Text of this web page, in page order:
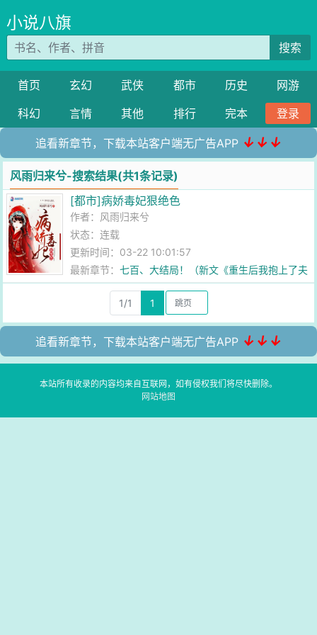
小说八旗
搜索
首页 玄幻 武侠 都市 历史
网游
科幻
言情 其他 排行 完本 登录
追看新章节，下载本站客户端无广告APP ↓↓↓
风雨归来兮-搜索结果(共1条记录)
[都市]病娇毒妃狠绝色
作者： 风雨归来兮
状态：连载
更新时间：03-22 10:01:57
最新章节：七百、大结局！（新文《重生后我抱上了夫
君的金大腿》求收！）
1/1
1
追看新章节，下载本站客户端无广告APP ↓↓↓
本站所有收录的内容均来自互联网，如有侵权我们将尽快删除。
网站地图